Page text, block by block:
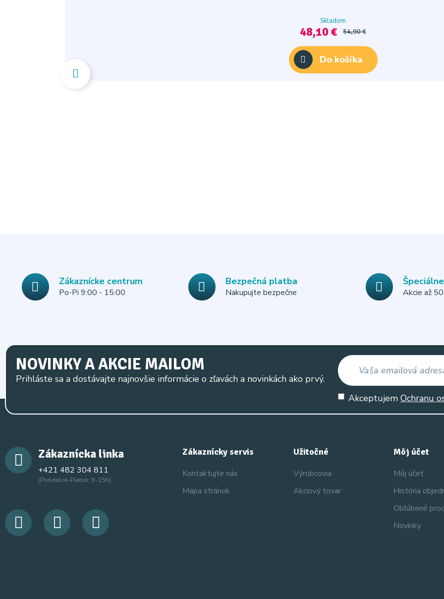
Skladom
48,10 € 54,90 €
Do košíka
Zákaznícke centrum
Po-Pi 9:00 - 15:00
Bezpečná platba
Nakupujte bezpečne Akcie až
NOVINKY A AKCIE MAILOM
Prihláste sa a dostávajte najnovšie informácie o zľavách a novinkách ako prvý.
Akceptujem Ochranu
Zákaznícka linka
+421 482 304 811
(Pondelok-Piatok: 9-15h)
Zákaznícky servis
Kontaktujte nás
Mapa stránok
Užitočné
Výrobcovia
Akciový tovar
Môj účet
Môj účet
História
Obľúbené
Novinky